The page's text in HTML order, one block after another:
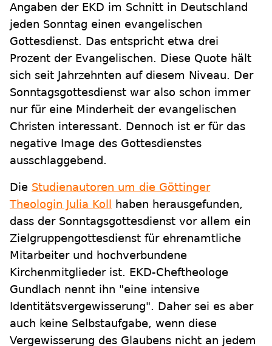
Angaben der EKD im Schnitt in Deutschland
jeden Sonntag einen evangelischen
Gottesdienst. Das entspricht etwa drei
Prozent der Evangelischen. Diese Quote hält
sich seit Jahrzehnten auf diesem Niveau. Der
Sonntagsgottesdienst war also schon immer
nur für eine Minderheit der evangelischen
Christen interessant. Dennoch ist er für das
negative Image des Gottesdienstes
ausschlaggebend.
Die Studienautoren um die Göttinger
Theologin Julia Koll
haben herausgefunden,
dass der Sonntagsgottesdienst vor allem ein
Zielgruppengottesdienst für ehrenamtliche
Mitarbeiter und hochverbundene
Kirchenmitglieder ist. EKD-Cheftheologe
Gundlach nennt ihn "eine intensive
Identitätsvergewisserung". Daher sei es aber
auch keine Selbstaufgabe, wenn diese
Vergewisserung des Glaubens nicht an jedem